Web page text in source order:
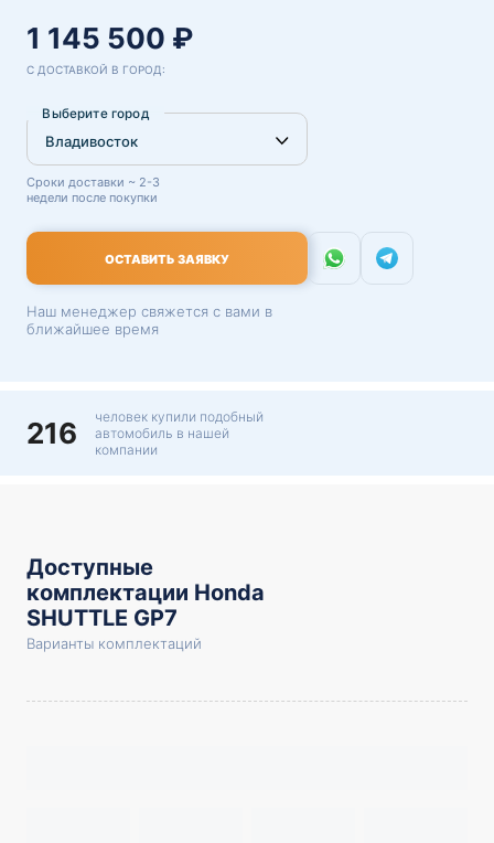
1 145 500 ₽
С ДОСТАВКОЙ В ГОРОД:
Выберите город
Сроки доставки ~ 2-3
недели после покупки
ОСТАВИТЬ ЗАЯВКУ
Наш менеджер свяжется с вами в
ближайшее время
216
человек купили подобный
автомобиль в нашей
компании
Доступные
комплектации Honda
SHUTTLE GP7
Варианты комплектаций